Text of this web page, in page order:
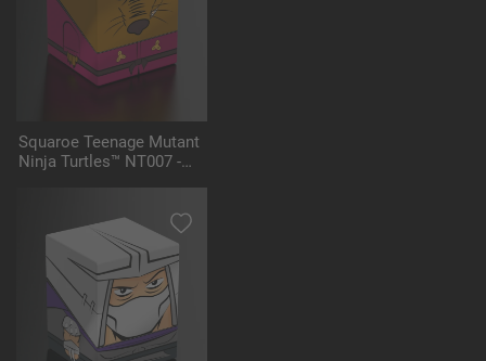
Squaroe Teenage Mutant
Ninja Turtles™ NT007 -